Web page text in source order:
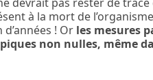
à la mort de
! Or les mesures
non nulles, même